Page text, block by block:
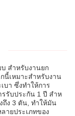
สําหรับงานยก
นี้เหมาะสําหรับงาน
บา ซึ่งทําให้การ
รับประกัน 1 ปี สําห
ถึง 3 ตัน, ทําให้มัน
ายประเภทของ